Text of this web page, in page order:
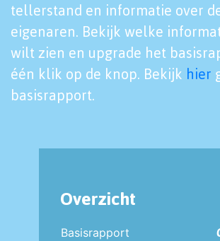
tellerstand en informatie over
eigenaren. Bekijk welke
wilt zien en upgrade het
één klik op de knop. Bekijk hier
basisrapport.
Overzicht
Basisrapport